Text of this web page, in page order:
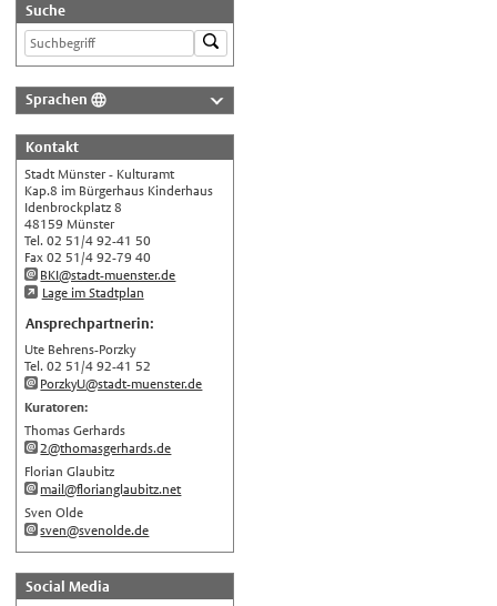
Suche
Sprachen
Nederlands
English
Українська
Türkçe
اللغة العربية
Français
Español
Polski
Русский
中文
Automatische Übersetzung, ohne
Gewähr auf Richtigkeit.
Kontakt
Stadt Münster - Kulturamt
Kap.8 im Bürgerhaus Kinderhaus
Idenbrockplatz 8
48159 Münster
Tel. 02 51/4 92-41 50
Fax 02 51/4 92-79 40
BKI@stadt-muenster.de
Lage im Stadtplan
Ansprechpartnerin:
Ute Behrens-Porzky
Tel. 02 51/4 92-41 52
PorzkyU@stadt-muenster.de
Kuratoren:
Thomas Gerhards
2@thomasgerhards.de
Florian Glaubitz
mail@florianglaubitz.net
Sven Olde
sven@svenolde.de
Social Media